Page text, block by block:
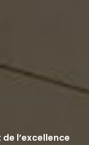
l’excellence